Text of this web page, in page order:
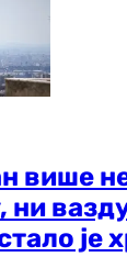
више
ни
је